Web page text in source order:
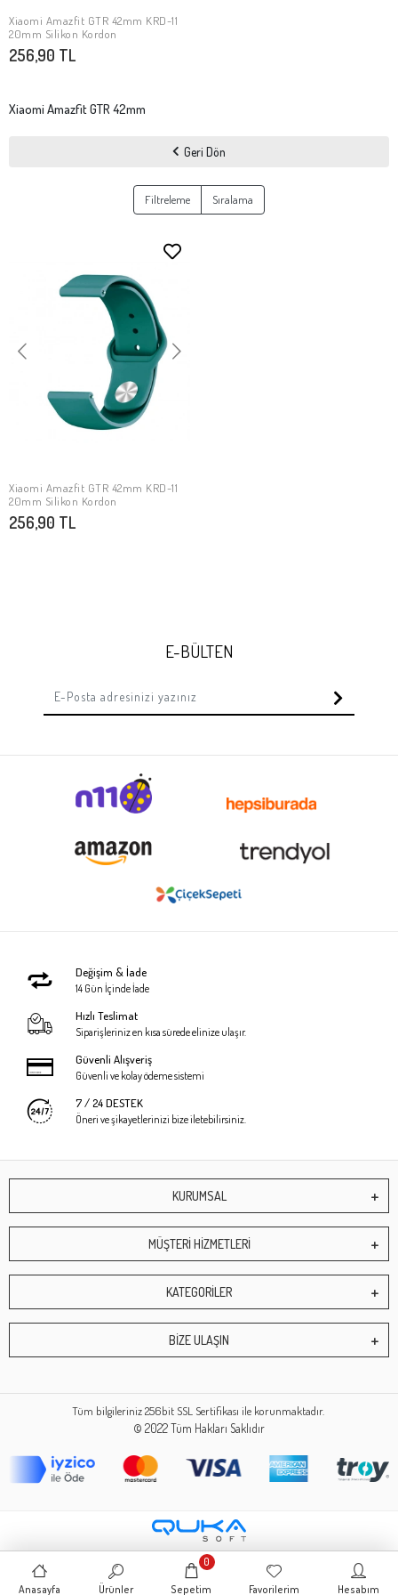
SEPETE EKLE
Xiaomi Amazfit GTR 42mm KRD-11
20mm Silikon Kordon
256,90 TL
Xiaomi Amazfit GTR 42mm
Geri Dön
Filtreleme Sıralama
SEPETE EKLE
Xiaomi Amazfit GTR 42mm KRD-11
20mm Silikon Kordon
256,90 TL
E-BÜLTEN
Değişim & İade
14 Gün İçinde İade
Hızlı Teslimat
Siparişleriniz en kısa sürede elinize ulaşır.
Güvenli Alışveriş
Güvenli ve kolay ödeme sistemi
7 / 24 DESTEK
Öneri ve şikayetlerinizi bize iletebilirsiniz.
KURUMSAL
MÜŞTERİ HİZMETLERİ
KATEGORİLER
BİZE ULAŞIN
Tüm bilgileriniz 256bit SSL Sertifikası ile korunmaktadır.
© 2022Tüm Hakları Saklıdır
Anasayfa Ürünler Sepetim
0
Favorilerim Hesabım